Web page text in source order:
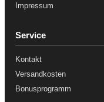
Impressum
Service
Kontakt
Versandkosten
Bonusprogramm